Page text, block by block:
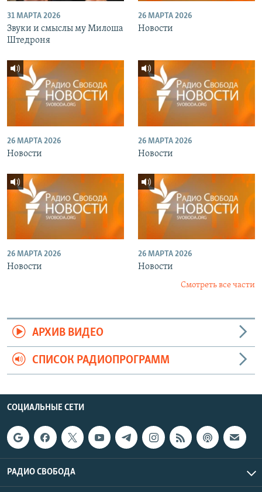
31 МАРТА 2026
Звуки и смыслы му Милоша
Штедроня
26 МАРТА 2026
Новости
26 МАРТА 2026
Новости
26 МАРТА 2026
Новости
26 МАРТА 2026
Новости
26 МАРТА 2026
Новости
Смотреть все части
АРХИВ ВИДЕО
СПИСОК РАДИОПРОГРАММ
СОЦИАЛЬНЫЕ СЕТИ
РАДИО СВОБОДА